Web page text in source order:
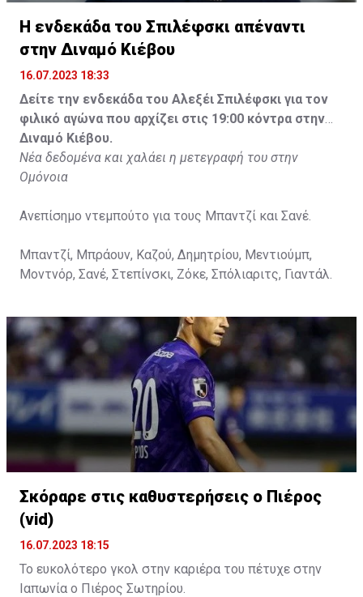
Η ενδεκάδα του Σπιλέφσκι απέναντι
στην Διναμό Κιέβου
16.07.2023 18:33
Δείτε την ενδεκάδα του Αλεξέι Σπιλέφσκι για τον
φιλικό αγώνα που αρχίζει στις 19:00 κόντρα στην
Διναμό Κιέβου.
Νέα δεδομένα και χαλάει η μετεγραφή του στην
Ομόνοια
Ανεπίσημο ντεμπούτο για τους Μπαντζί και Σανέ.
Μπαντζί, Μπράουν, Καζού, Δημητρίου, Μεντιούμπ,
Μοντνόρ, Σανέ, Στεπίνσκι, Ζόκε, Σπόλιαριτς, Γιαντάλ.
Σκόραρε στις καθυστερήσεις ο Πιέρος
(vid)
16.07.2023 18:15
Το ευκολότερο γκολ στην καριέρα του πέτυχε στην
Ιαπωνία ο Πιέρος Σωτηρίου.